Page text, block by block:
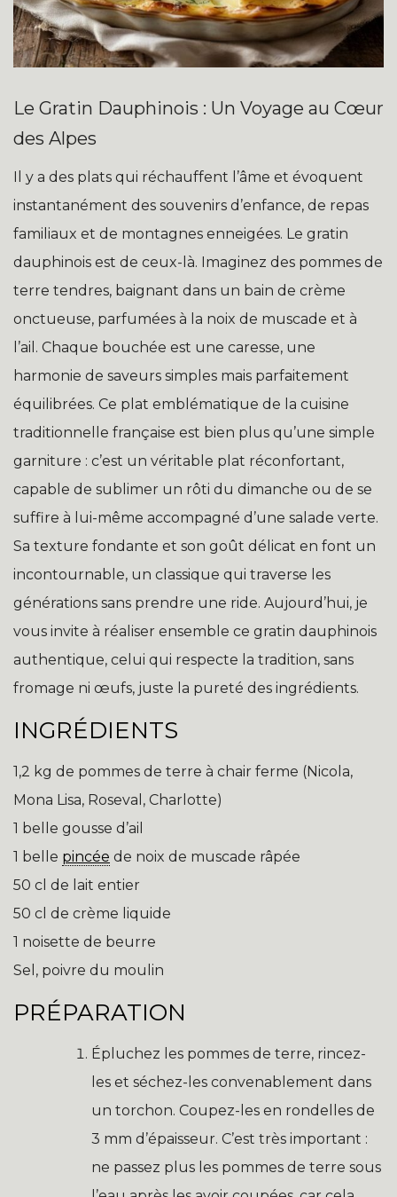
Le Gratin Dauphinois : Un Voyage au Cœur
des Alpes
Il y a des plats qui réchauffent l’âme et évoquent
instantanément des souvenirs d’enfance, de repas
familiaux et de montagnes enneigées. Le gratin
dauphinois est de ceux-là. Imaginez des pommes de
terre tendres, baignant dans un bain de crème
onctueuse, parfumées à la noix de muscade et à
l’ail. Chaque bouchée est une caresse, une
harmonie de saveurs simples mais parfaitement
équilibrées. Ce plat emblématique de la cuisine
traditionnelle française est bien plus qu’une simple
garniture : c’est un véritable plat réconfortant,
capable de sublimer un rôti du dimanche ou de se
suffire à lui-même accompagné d’une salade verte.
Sa texture fondante et son goût délicat en font un
incontournable, un classique qui traverse les
générations sans prendre une ride. Aujourd’hui, je
vous invite à réaliser ensemble ce gratin dauphinois
authentique, celui qui respecte la tradition, sans
fromage ni œufs, juste la pureté des ingrédients.
INGRÉDIENTS
1,2 kg de pommes de terre à chair ferme (Nicola,
Mona Lisa, Roseval, Charlotte)
1 belle gousse d’ail
1 belle pincée de noix de muscade râpée
50 cl de lait entier
50 cl de crème liquide
1 noisette de beurre
Sel, poivre du moulin
PRÉPARATION
Épluchez les pommes de terre, rincez-
les et séchez-les convenablement dans
un torchon. Coupez-les en rondelles de
3 mm d’épaisseur. C’est très important :
ne passez plus les pommes de terre sous